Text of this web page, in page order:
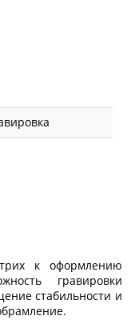
к оформлению
гравировки
стабильности и